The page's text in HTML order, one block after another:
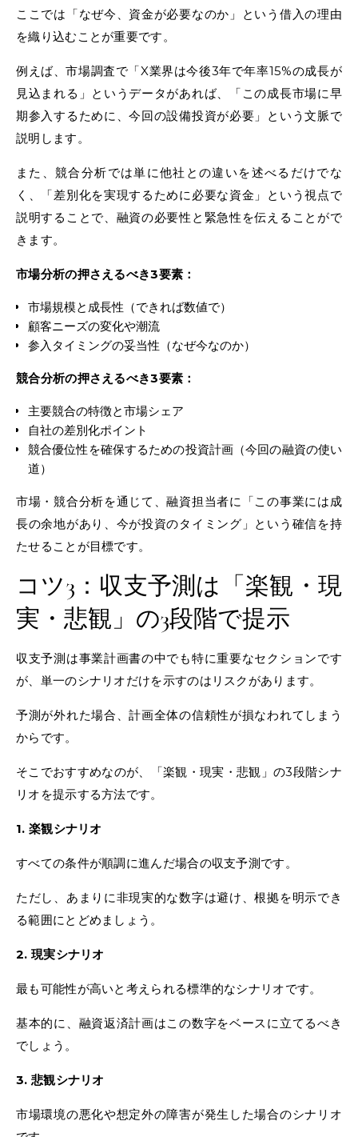
ここでは「なぜ今、資金が必要なのか」という借入の理由
を織り込むことが重要です。
例えば、市場調査で「X業界は今後3年で年率15%の成長が
見込まれる」というデータがあれば、「この成長市場に早
期参入するために、今回の設備投資が必要」という文脈で
説明します。
また、競合分析では単に他社との違いを述べるだけでな
く、「差別化を実現するために必要な資金」という視点で
説明することで、融資の必要性と緊急性を伝えることがで
きます。
市場分析の押さえるべき3要素：
市場規模と成長性（できれば数値で）
顧客ニーズの変化や潮流
参入タイミングの妥当性（なぜ今なのか）
競合分析の押さえるべき3要素：
主要競合の特徴と市場シェア
自社の差別化ポイント
競合優位性を確保するための投資計画（今回の融資の使い
道）
市場・競合分析を通じて、融資担当者に「この事業には成
長の余地があり、今が投資のタイミング」という確信を持
たせることが目標です。
コツ3：収支予測は「楽観・現
実・悲観」の3段階で提示
収支予測は事業計画書の中でも特に重要なセクションです
が、単一のシナリオだけを示すのはリスクがあります。
予測が外れた場合、計画全体の信頼性が損なわれてしまう
からです。
そこでおすすめなのが、「楽観・現実・悲観」の3段階シナ
リオを提示する方法です。
1. 楽観シナリオ
すべての条件が順調に進んだ場合の収支予測です。
ただし、あまりに非現実的な数字は避け、根拠を明示でき
る範囲にとどめましょう。
2. 現実シナリオ
最も可能性が高いと考えられる標準的なシナリオです。
基本的に、融資返済計画はこの数字をベースに立てるべき
でしょう。
3. 悲観シナリオ
市場環境の悪化や想定外の障害が発生した場合のシナリオ